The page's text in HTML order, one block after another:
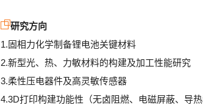
研究方向
1.固相力化学制备锂电池关键材料
2.新型光、热、力敏材料的构建及加工性能研究
3.柔性压电器件及高灵敏传感器
4.3D打印构建功能性（无卤阻燃、电磁屏蔽、导